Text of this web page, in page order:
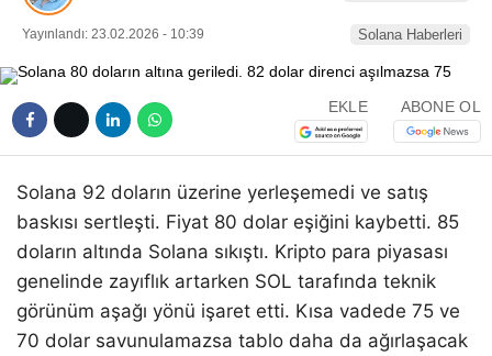
Yayınlandı: 23.02.2026 - 10:39 Solana Haberleri
EKLE ABONE OL
Solana 92 doların üzerine yerleşemedi ve satış
baskısı sertleşti. Fiyat 80 dolar eşiğini kaybetti. 85
doların altında Solana sıkıştı. Kripto para piyasası
genelinde zayıflık artarken SOL tarafında teknik
görünüm aşağı yönü işaret etti. Kısa vadede 75 ve
70 dolar savunulamazsa tablo daha da ağırlaşacak